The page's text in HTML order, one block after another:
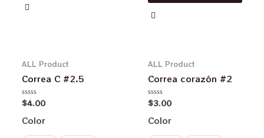
ALL Product
Correa C #2.5
Valorado
en
0
de
$4.00
Color
ALL Product
Correa corazón #2
Valorado
en
0
de
$3.00
Color